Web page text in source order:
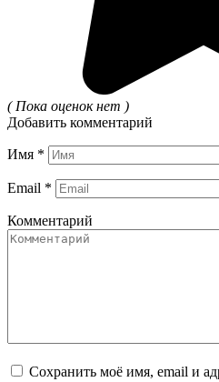
( Пока оценок нет )
Добавить комментарий
Имя *
Email *
Комментарий
Сохранить моё имя, email и